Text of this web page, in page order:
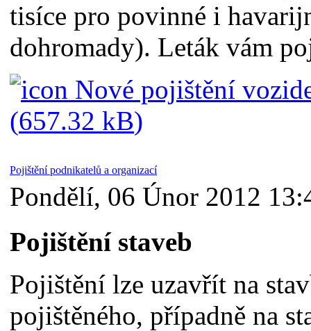
tisíce pro povinné i
dohromady). Leták vám
Nové pojištění
(657.32 kB)
Pojištění podnikatelů a organizací
Pondělí, 06 Únor 2012
Pojištění staveb
Pojištění lze uzavřít na
pojištěného, případně na